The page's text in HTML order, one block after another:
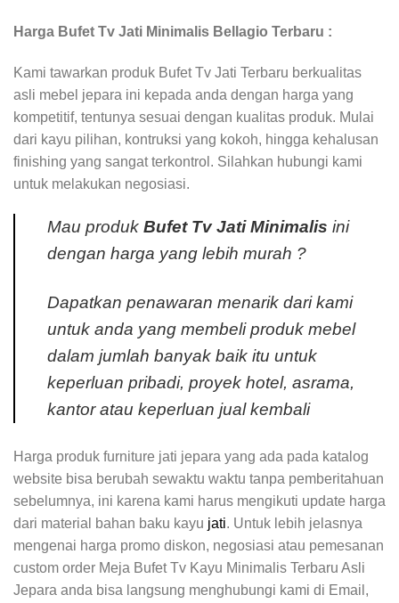
Harga Bufet Tv Jati Minimalis Bellagio Terbaru :
Kami tawarkan produk Bufet Tv Jati Terbaru berkualitas
asli mebel jepara ini kepada anda dengan harga yang
kompetitif, tentunya sesuai dengan kualitas produk. Mulai
dari kayu pilihan, kontruksi yang kokoh, hingga kehalusan
finishing yang sangat terkontrol. Silahkan hubungi kami
untuk melakukan negosiasi.
Mau produk Bufet Tv Jati Minimalis ini
dengan harga yang lebih murah ?
Dapatkan penawaran menarik dari kami
untuk anda yang membeli produk mebel
dalam jumlah banyak baik itu untuk
keperluan pribadi, proyek hotel, asrama,
kantor atau keperluan jual kembali
Harga produk furniture jati jepara yang ada pada katalog
website bisa berubah sewaktu waktu tanpa pemberitahuan
sebelumnya, ini karena kami harus mengikuti update harga
dari material bahan baku kayu jati. Untuk lebih jelasnya
mengenai harga promo diskon, negosiasi atau pemesanan
custom order Meja Bufet Tv Kayu Minimalis Terbaru Asli
Jepara anda bisa langsung menghubungi kami di Email,